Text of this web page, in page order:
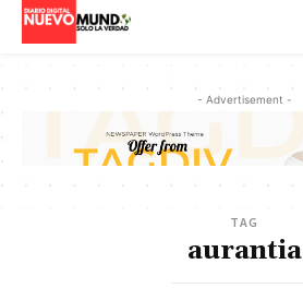
- Advertisement -
TAG
aurantia